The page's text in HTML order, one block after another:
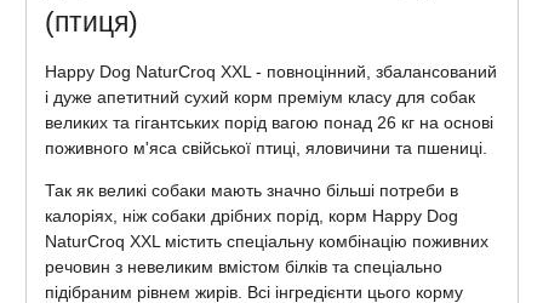
(птиця)
Happy Dog NaturCroq XXL - повноцінний, збалансований
і дуже апетитний сухий корм преміум класу для собак
великих та гігантських порід вагою понад 26 кг на основі
поживного м'яса свійської птиці, яловичини та пшениці.
Так як великі собаки мають значно більші потреби в
калоріях, ніж собаки дрібних порід, корм Happy Dog
NaturCroq XXL містить спеціальну комбінацію поживних
речовин з невеликим вмістом білків та спеціально
підібраним рівнем жирів. Всі інгредієнти цього корму